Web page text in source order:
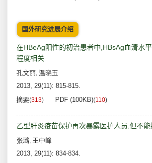
国外研究进展介绍
在HBeAg阳性的初治患者中,HBsAg血清水
程度相关
孔文丽, 温晓玉
2013, 29(11): 815-815.
摘要(313) PDF (100KB)(110)
乙型肝炎疫苗保护再次暴露医护人员,但不
张璐, 王中峰
2013, 29(11): 834-834.